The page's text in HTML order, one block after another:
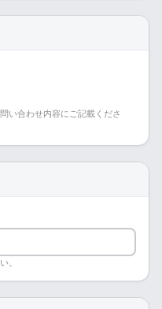
い合わせ内容にご記載くださ
。